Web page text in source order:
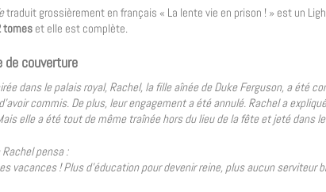
traduit grossièrement en français « La lente vie en prison ! » est un
tomes et elle est complète.
de couverture
dans le palais royal, Rachel, la fille aînée de Duke Ferguson, a été
commis. De plus, leur engagement a été annulé. Rachel a
elle a été tout de même traînée hors du lieu de la fête et jeté dans
pensa :
vacances ! Plus d’éducation pour devenir reine, plus aucun serviteur